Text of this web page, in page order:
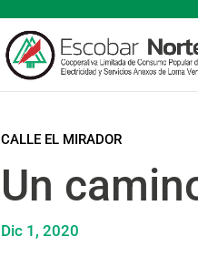
CALLE EL MIRADOR
Un
Dic 1, 2020